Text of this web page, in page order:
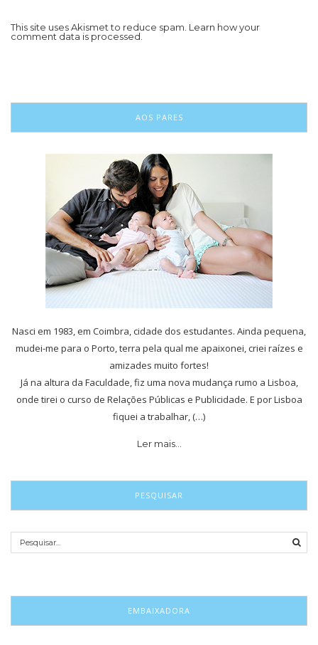
This site uses Akismet to reduce spam. Learn how your
comment data is processed.
AOS PARES
Nasci em 1983, em Coimbra, cidade dos estudantes. Ainda pequena,
mudei-me para o Porto, terra pela qual me apaixonei, criei raízes e
amizades muito fortes!
Já na altura da Faculdade, fiz uma nova mudança rumo a Lisboa,
onde tirei o curso de Relações Públicas e Publicidade. E por Lisboa
fiquei a trabalhar, (…)
Ler mais…
PESQUISAR
EMBAIXADORA